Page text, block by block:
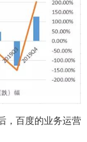
，百度的业务运营